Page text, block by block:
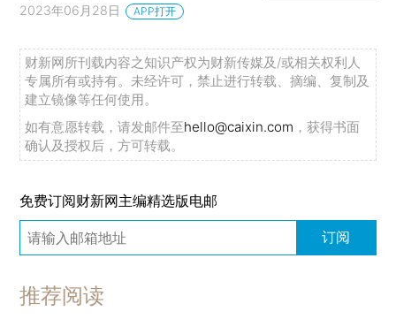
2023年06月28日 APP打开
财新网所刊载内容之知识产权为财新传媒及/或相关权利人
专属所有或持有。未经许可，禁止进行转载、摘编、复制及
建立镜像等任何使用。
如有意愿转载，请发邮件至hello@caixin.com ，获得书面
确认及授权后，方可转载。
免费订阅财新网主编精选版电邮
订阅
推荐阅读